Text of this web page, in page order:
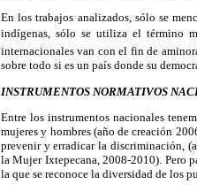
En los trabajos analizados, sólo se
indígenas, sólo se utiliza el término
internacionales van con el fin de
sobre todo si es un país donde su
INSTRUMENTOS NORMATIVOS
Entre los instrumentos nacionales
mujeres y hombres (año de creación
prevenir y erradicar la discriminación,
la Mujer Ixtepecana, 2008-2010). Pero
la que se reconoce la diversidad de los